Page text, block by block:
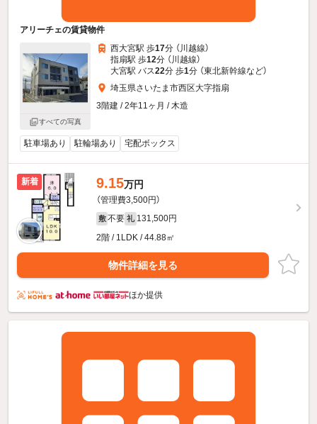
アリーチェの賃貸物件
すべての写真
西大宮駅 歩17分 （川越線）
指扇駅 歩12分 （川越線）
大宮駅 バス22分 歩1分 （東北新幹線など）
埼玉県さいたま市西区大字指扇
3階建 / 2年11ヶ月 / 木造
駐車場あり 駐輪場あり 宅配ボックス
新着 9.15万円
（管理費3,500円）
敷 不要 礼 131,500円
2階 / 1LDK / 44.88㎡
物件詳細を見る
ほか提供